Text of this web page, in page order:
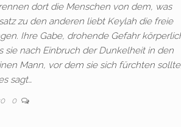
dort die Menschen von dem, was
zu den anderen liebt Keylah die freie
Ihre Gabe, drohende Gefahr
sie nach Einbruch der Dunkelheit in den
Mann, vor dem sie sich fürchten
sagt…
0